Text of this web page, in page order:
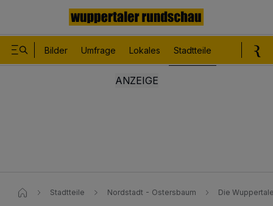
Bilder Umfrage Lokales Stadtteile
Stadtteile Nordstadt - Ostersbaum Die